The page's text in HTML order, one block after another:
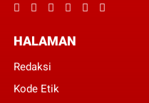
HALAMAN
Redaksi
Kode Etik